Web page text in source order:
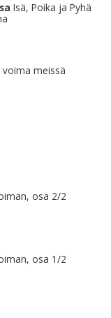
Isä, Poika ja Pyhä
voima meissä
osa 2/2
osa 1/2